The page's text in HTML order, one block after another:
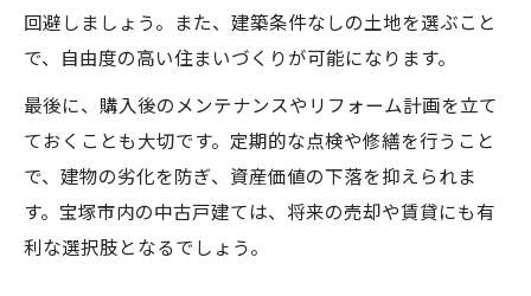
回避しましょう。また、建築条件なしの土地を選ぶこと
で、自由度の高い住まいづくりが可能になります。
最後に、購入後のメンテナンスやリフォーム計画を立て
ておくことも大切です。定期的な点検や修繕を行うこと
で、建物の劣化を防ぎ、資産価値の下落を抑えられま
す。宝塚市内の中古戸建ては、将来の売却や賃貸にも有
利な選択肢となるでしょう。